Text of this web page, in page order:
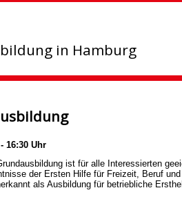
in Hamburg
16:30 Uhr
ist für alle Interessierten
der Ersten Hilfe für Freizeit, Beruf
als Ausbildung für betriebliche